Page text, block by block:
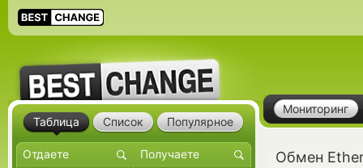
Мониторинг
Обмен
Таблица Список Популярное